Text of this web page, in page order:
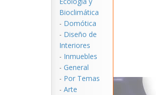
Bioclimática
- Domótica
- Diseño de
Interiores
- Inmuebles
- General
- Por Temas
- Arte